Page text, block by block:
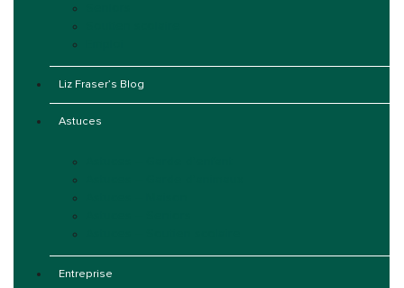
Liz Fraser’s Blog
Astuces
Entreprise